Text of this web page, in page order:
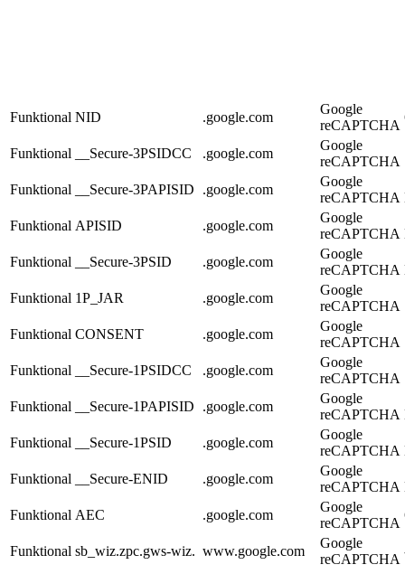
Funktional NID .google.com
Google
reCAPTCHA
Funktional __Secure-3PSIDCC .google.com
Google
reCAPTCHA
Funktional __Secure-3PAPISID .google.com
Google
reCAPTCHA
Funktional APISID .google.com
Google
reCAPTCHA
Funktional
__Secure-3PSID .google.com
Google
reCAPTCHA
Funktional 1P_JAR .google.com
Google
reCAPTCHA
Funktional CONSENT .google.com
Google
reCAPTCHA
Funktional __Secure-1PSIDCC .google.com
Google
reCAPTCHA
Funktional __Secure-1PAPISID .google.com
Google
reCAPTCHA
Funktional
__Secure-1PSID .google.com
Google
reCAPTCHA
Funktional
__Secure-ENID .google.com
Google
reCAPTCHA
Funktional AEC .google.com
Google
reCAPTCHA
Funktional sb_wiz.zpc.gws-wiz. www.google.com
Google
reCAPTCHA